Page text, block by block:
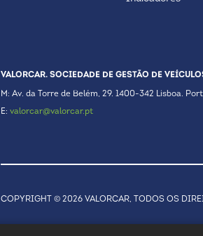
VALORCAR. SOCIEDADE DE GESTÃO DE
M: Av. da Torre de Belém, 29. 1400-342 Lisboa.
E: valorcar@valorcar.pt
COPYRIGHT © 2026 VALORCAR, TODOS OS